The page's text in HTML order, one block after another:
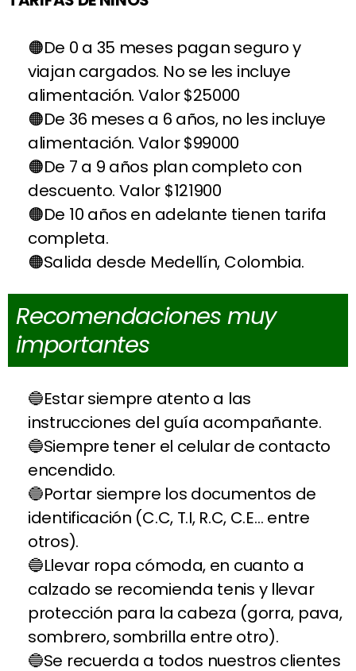
De 0 a 35 meses pagan seguro y
viajan cargados. No se les incluye
alimentación. Valor $25000
De 36 meses a 6 años, no les incluye
alimentación. Valor $99000
De 7 a 9 años plan completo con
descuento. Valor $121900
De 10 años en adelante tienen tarifa
completa.
Salida desde Medellín, Colombia.
Recomendaciones muy
importantes
Estar siempre atento a las
instrucciones del guía acompañante.
Siempre tener el celular de contacto
encendido.
Portar siempre los documentos de
identificación (C.C, T.I, R.C, C.E… entre
otros).
Llevar ropa cómoda, en cuanto a
calzado se recomienda tenis y llevar
protección para la cabeza (gorra, pava,
sombrero, sombrilla entre otro).
Se recuerda a todos nuestros clientes